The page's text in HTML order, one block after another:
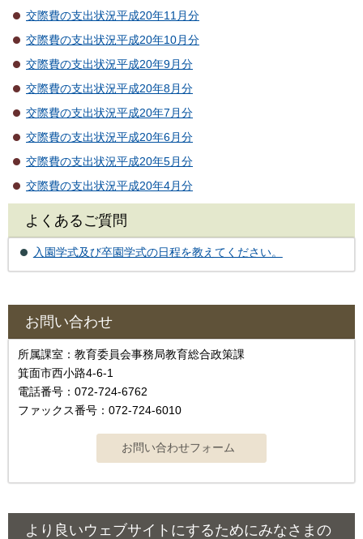
交際費の支出状況平成20年11月分
交際費の支出状況平成20年10月分
交際費の支出状況平成20年9月分
交際費の支出状況平成20年8月分
交際費の支出状況平成20年7月分
交際費の支出状況平成20年6月分
交際費の支出状況平成20年5月分
交際費の支出状況平成20年4月分
よくあるご質問
入園学式及び卒園学式の日程を教えてください。
お問い合わせ
所属課室：教育委員会事務局教育総合政策課
箕面市西小路4‐6‐1
電話番号：072-724-6762
ファックス番号：072-724-6010
より良いウェブサイトにするためにみなさまの